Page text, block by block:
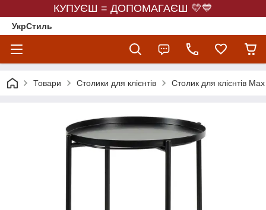
КУПУЄШ = ДОПОМАГАЄШ 💛💙
УкрСтиль
Товари Столики для клієнтів Столик для клієнтів Max